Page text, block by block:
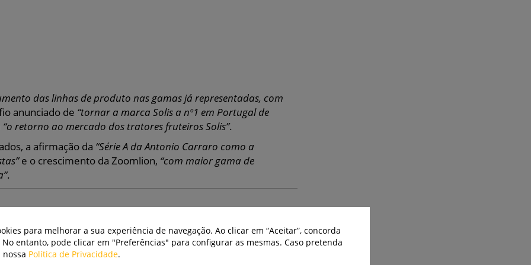
das linhas de produto nas gamas já representadas, com
anunciado de “tornar a marca Solis a nº1 em Portugal de
“o retorno ao mercado dos tratores fruteiros Solis”.
a afirmação da “Série A da Antonio Carraro como a
e o crescimento da Zoomlion, “com maior gama de
.
para melhorar a sua experiência de navegação. Ao clicar em “Aceitar”, concorda
No entanto, pode clicar em "Preferências" para configurar as mesmas. Caso pretenda
Política de Privacidade.